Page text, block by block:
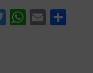
Twitter
WhatsApp
Email